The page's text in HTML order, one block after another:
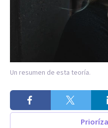
Un resumen de esta teoría.